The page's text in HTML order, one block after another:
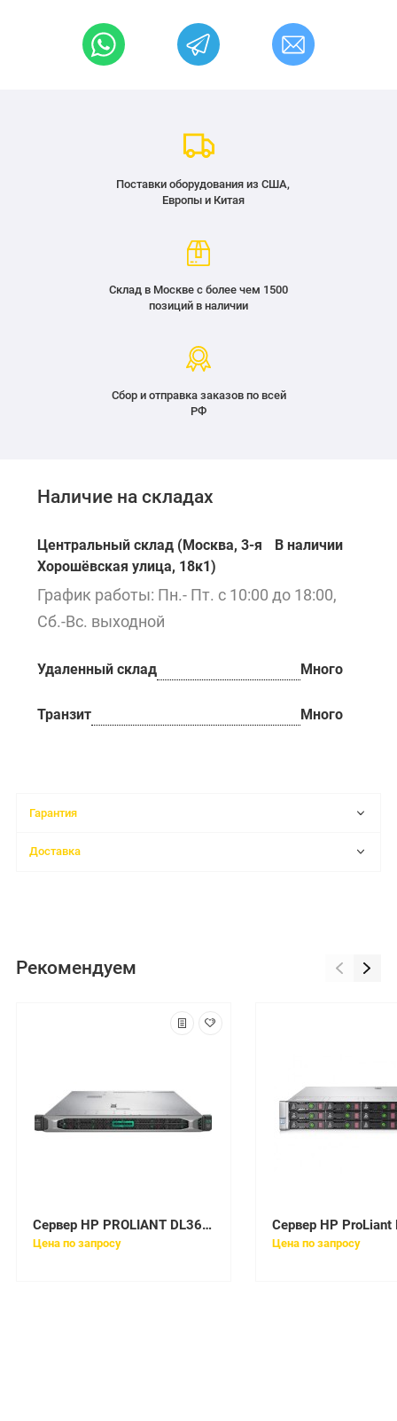
Поставки оборудования из США,
Европы и Китая
Склад в Москве с более чем 1500
позиций в наличии
Сбор и отправка заказов по всей
РФ
Наличие на складах
Центральный склад (Москва, 3-я
Хорошёвская улица, 18к1)
В наличии
График работы: Пн.- Пт. с 10:00 до 18:00,
Сб.-Вс. выходной
Удаленный склад Много
Транзит Много
Гарантия
Доставка
Рекомендуем
Сервер HP PROLIANT DL360 GEN10 4114 85W 1P 16G-2R P408I-A 8SFF 1X500W BASE [867962-B21]
Цена по запросу Цена по запросу